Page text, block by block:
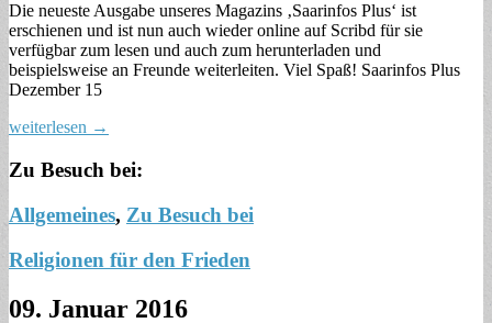
Die neueste Ausgabe unseres Magazins ‚Saarinfos Plus‘ ist
erschienen und ist nun auch wieder online auf Scribd für sie
verfügbar zum lesen und auch zum herunterladen und
beispielsweise an Freunde weiterleiten. Viel Spaß! Saarinfos Plus
Dezember 15
weiterlesen →
Zu Besuch bei:
Allgemeines, Zu Besuch bei
Religionen für den Frieden
09. Januar 2016